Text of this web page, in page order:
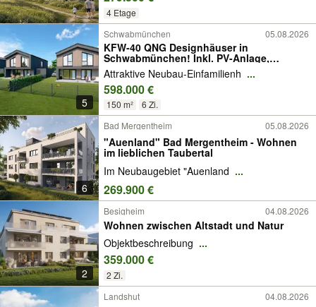
4 Etage
5
Schwabmünchen 05.08.2026
KFW-40 QNG Designhäuser in
Schwabmünchen! Inkl. PV-Anlage,
Batteriespeicher und Außenanlagen!
Attraktive Neubau-Einfamilienh ...
598.000 €
150 m² 6 Zi.
6
Bad Mergentheim 05.08.2026
"Auenland" Bad Mergentheim - Wohnen
im lieblichen Taubertal
Im Neubaugebiet "Auenland ...
269.900 €
2
Besigheim 04.08.2026
Wohnen zwischen Altstadt und Natur
Objektbeschreibung ...
359.000 €
2 Zi.
Landshut
04.08.2026